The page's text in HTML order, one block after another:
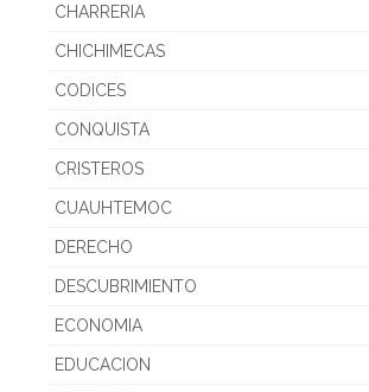
CHARRERIA
CHICHIMECAS
CODICES
CONQUISTA
CRISTEROS
CUAUHTEMOC
DERECHO
DESCUBRIMIENTO
ECONOMIA
EDUCACION